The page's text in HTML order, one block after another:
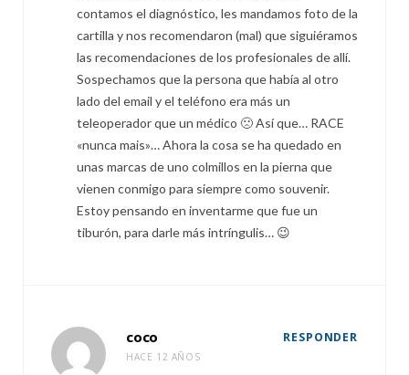
contamos el diagnóstico, les mandamos foto de la
cartilla y nos recomendaron (mal) que siguiéramos
las recomendaciones de los profesionales de allí.
Sospechamos que la persona que había al otro
lado del email y el teléfono era más un
teleoperador que un médico 🙁 Así que… RACE
«nunca mais»… Ahora la cosa se ha quedado en
unas marcas de uno colmillos en la pierna que
vienen conmigo para siempre como souvenir.
Estoy pensando en inventarme que fue un
tiburón, para darle más intríngulis… 😉
coco
HACE 12 AÑOS
RESPONDER